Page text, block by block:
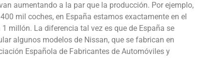
aumentando a la par que la producción. Por ejemplo,
mil coches, en España estamos exactamente en el
millón. La diferencia tal vez es que de España se
algunos modelos de Nissan, que se fabrican en
Española de Fabricantes de Automóviles y